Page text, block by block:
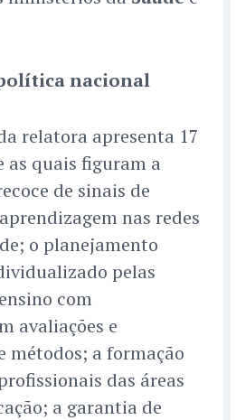
nacional
relatora apresenta 17
as quais figuram a
de sinais de
nas redes
o planejamento
pelas
com
avaliações e
métodos; a formação
das áreas
a garantia de